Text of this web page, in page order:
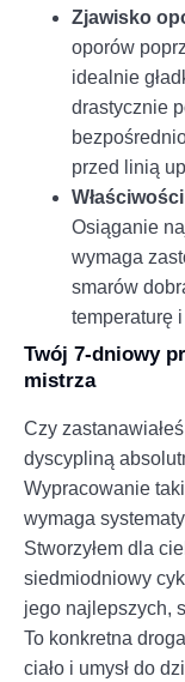
Zjawisko
oporów
idealnie
drastycznie
przed linią
Osiąganie
wymaga
smarów
temperaturę
Twój 7-dniowy
mistrza
Czy
dyscypliną
Wypracowanie
wymaga
Stworzyłem dla
siedmiodniowy
jego najlepszych,
To konkretna
ciało i umysł do